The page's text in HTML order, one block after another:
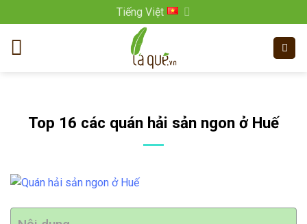
qua
nội
dung
Tiếng Việt
Top 16 các quán hải sản ngon ở Huế